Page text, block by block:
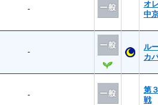
-
オ
中
-
ル
カ
-
第
戦